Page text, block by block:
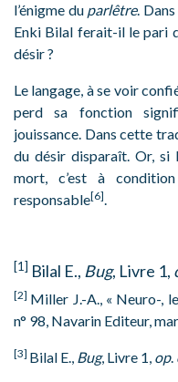
l’énigme du parlêtre.
Enki Bilal ferait-il le pari
désir ?
Le langage, à se voir
perd sa fonction
jouissance. Dans cette
du désir disparaît. Or, si
mort, c’est à
responsable[6].
[1] Bilal E., Bug, Livre 1,
[2] Miller J.-A., « Neuro-,
n° 98, Navarin Editeur,
[3] Bilal E., Bug, Livre 1, op.